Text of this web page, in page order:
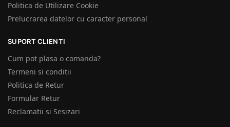
Politica de Utilizare Cookie
Prelucrarea datelor cu caracter personal
SUPORT CLIENTI
Cum pot plasa o comanda?
Termeni si conditii
Politica de Retur
Formular Retur
Reclamatii si Sesizari